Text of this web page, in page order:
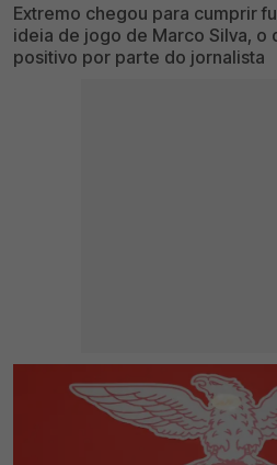
Extremo chegou para cumprir
ideia de jogo de Marco Silva, o
positivo por parte do jornalista